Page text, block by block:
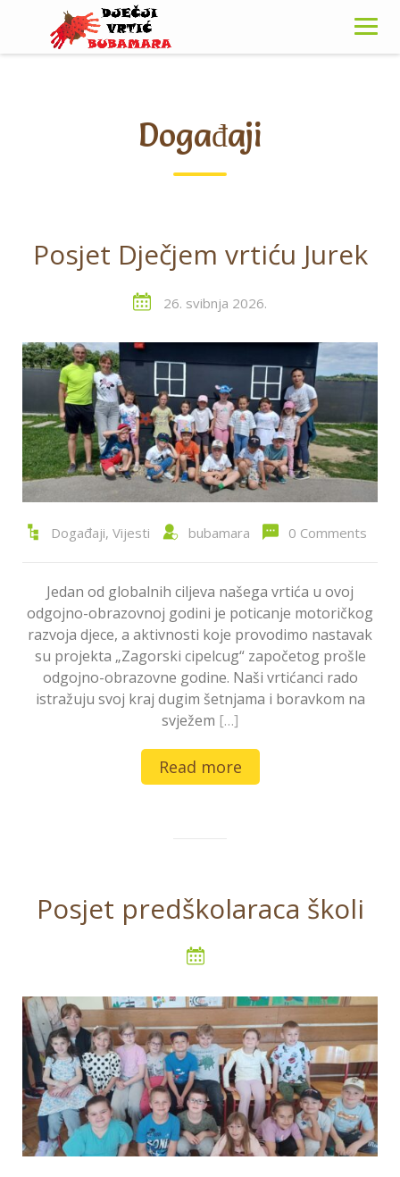
content
Događaji
Posjet Dječjem vrtiću Jurek
26. svibnja 2026.
Događaji, Vijesti bubamara 0 Comments
Jedan od globalnih ciljeva našega vrtića u ovoj
odgojno-obrazovnoj godini je poticanje motoričkog
razvoja djece, a aktivnosti koje provodimo nastavak
su projekta „Zagorski cipelcug“ započetog prošle
odgojno-obrazovne godine. Naši vrtićanci rado
istražuju svoj kraj dugim šetnjama i boravkom na
svježem […]
Read more
Posjet predškolaraca školi